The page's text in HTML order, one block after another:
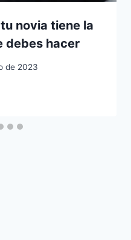
novia tiene la
debes hacer
de 2023